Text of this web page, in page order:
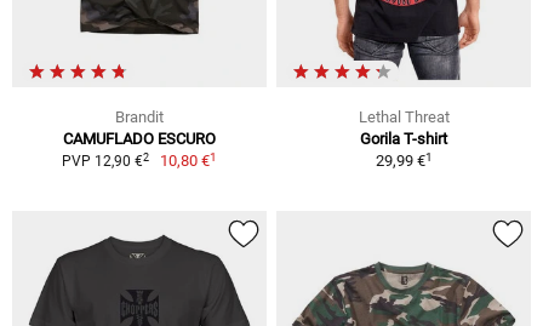
Brandit
CAMUFLADO ESCURO
PVP 12,90 €2 10,80 €1
Lethal Threat
Gorila T-shirt
29,99 €1